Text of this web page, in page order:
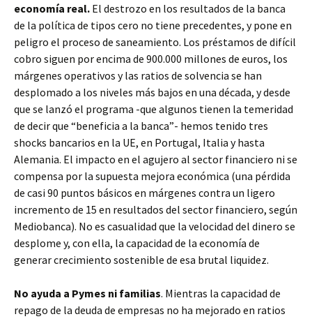
economía real. El destrozo en los resultados de la banca
de la política de tipos cero no tiene precedentes, y pone en
peligro el proceso de saneamiento. Los préstamos de difícil
cobro siguen por encima de 900.000 millones de euros, los
márgenes operativos y las ratios de solvencia se han
desplomado a los niveles más bajos en una década, y desde
que se lanzó el programa -que algunos tienen la temeridad
de decir que “beneficia a la banca”- hemos tenido tres
shocks bancarios en la UE, en Portugal, Italia y hasta
Alemania. El impacto en el agujero al sector financiero ni se
compensa por la supuesta mejora económica (una pérdida
de casi 90 puntos básicos en márgenes contra un ligero
incremento de 15 en resultados del sector financiero, según
Mediobanca). No es casualidad que la velocidad del dinero se
desplome y, con ella, la capacidad de la economía de
generar crecimiento sostenible de esa brutal liquidez.
No ayuda a Pymes ni familias. Mientras la capacidad de
repago de la deuda de empresas no ha mejorado en ratios